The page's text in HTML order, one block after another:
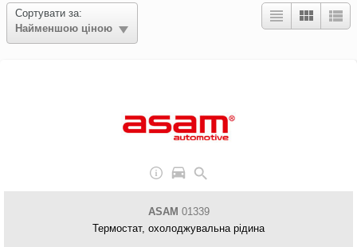
Сортувати за:
Найменшою ціною
ASAM 01339
Термостат, охолоджувальна рідина